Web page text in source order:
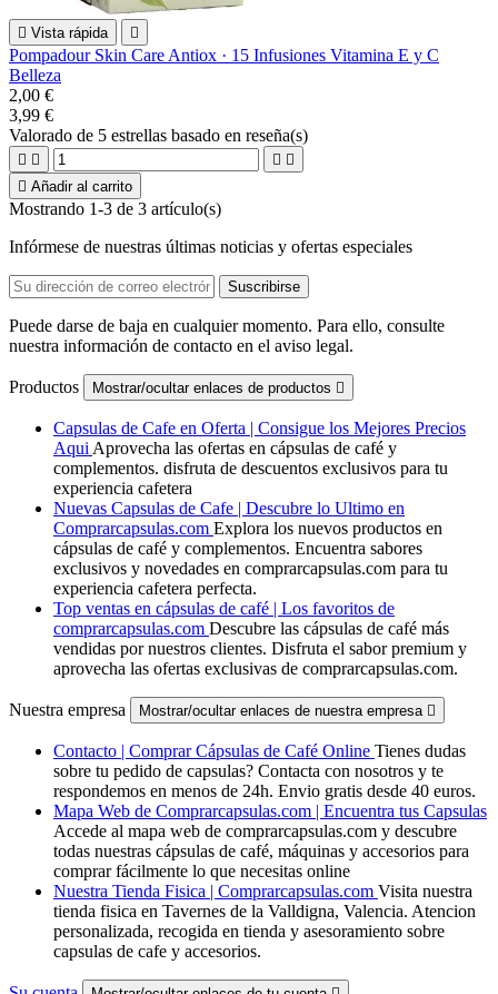
 Vista rápida 
Pompadour Skin Care Antiox · 15 Infusiones Vitamina E y C
Belleza
2,00 €
3,99 €
Valorado de 5 estrellas basado en reseña(s)
   
 Añadir al carrito
Mostrando 1-3 de 3 artículo(s)
Infórmese de nuestras últimas noticias y ofertas especiales
Puede darse de baja en cualquier momento. Para ello, consulte
nuestra información de contacto en el aviso legal.
Productos Mostrar/ocultar enlaces de productos 
Capsulas de Cafe en Oferta | Consigue los Mejores Precios
Aqui Aprovecha las ofertas en cápsulas de café y
complementos. disfruta de descuentos exclusivos para tu
experiencia cafetera
Nuevas Capsulas de Cafe | Descubre lo Ultimo en
Comprarcapsulas.com Explora los nuevos productos en
cápsulas de café y complementos. Encuentra sabores
exclusivos y novedades en comprarcapsulas.com para tu
experiencia cafetera perfecta.
Top ventas en cápsulas de café | Los favoritos de
comprarcapsulas.com Descubre las cápsulas de café más
vendidas por nuestros clientes. Disfruta el sabor premium y
aprovecha las ofertas exclusivas de comprarcapsulas.com.
Nuestra empresa Mostrar/ocultar enlaces de nuestra empresa 
Contacto | Comprar Cápsulas de Café Online Tienes dudas
sobre tu pedido de capsulas? Contacta con nosotros y te
respondemos en menos de 24h. Envio gratis desde 40 euros.
Mapa Web de Comprarcapsulas.com | Encuentra tus Capsulas
Accede al mapa web de comprarcapsulas.com y descubre
todas nuestras cápsulas de café, máquinas y accesorios para
comprar fácilmente lo que necesitas online
Nuestra Tienda Fisica | Comprarcapsulas.com Visita nuestra
tienda fisica en Tavernes de la Valldigna, Valencia. Atencion
personalizada, recogida en tienda y asesoramiento sobre
capsulas de cafe y accesorios.